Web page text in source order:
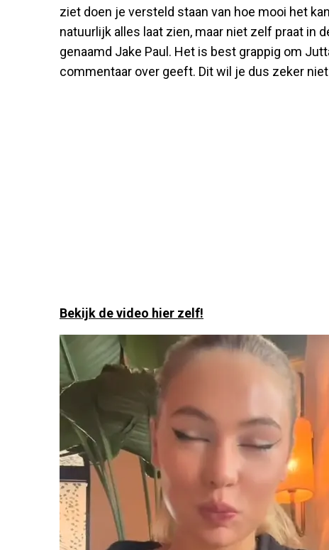
ziet doen je versteld staan van hoe mooi het
natuurlijk alles laat zien, maar niet zelf praat in
genaamd Jake Paul. Het is best grappig om
commentaar over geeft. Dit wil je dus zeker
Bekijk de video hier zelf!